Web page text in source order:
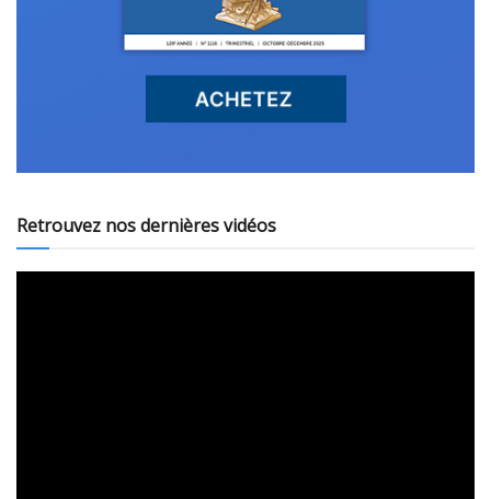
Retrouvez nos dernières vidéos